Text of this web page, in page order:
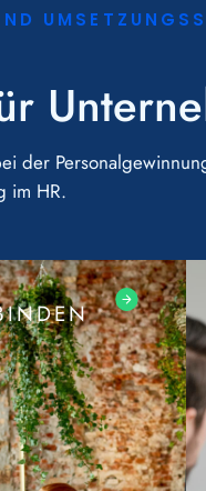
der
im HR.